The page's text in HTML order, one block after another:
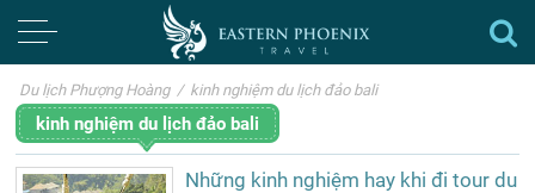
Du lịch Phượng Hoàng / kinh nghiệm du lịch đảo bali
kinh nghiệm du lịch đảo bali
Những kinh nghiệm hay khi đi tour du